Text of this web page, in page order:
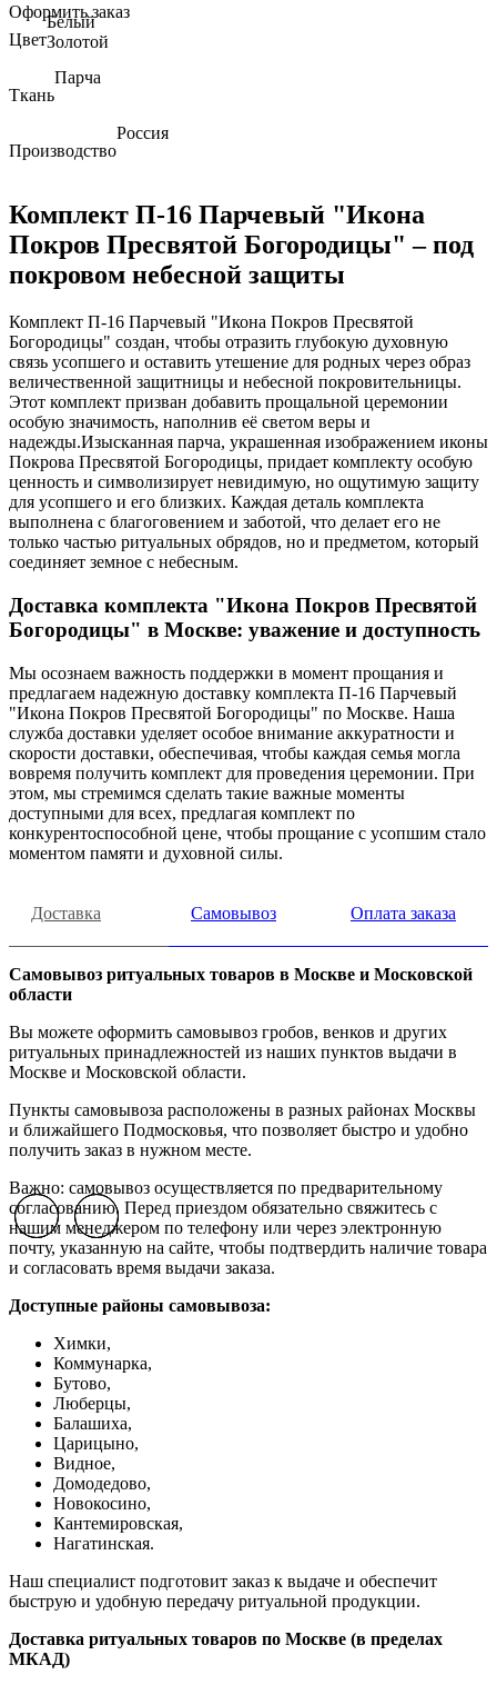
Оформить заказ
Цвет
Белый
Золотой
Ткань
Парча
Производство
Россия
Комплект П-16 Парчевый "Икона
Покров Пресвятой Богородицы" – под
покровом небесной защиты
Комплект П-16 Парчевый "Икона Покров Пресвятой
Богородицы" создан, чтобы отразить глубокую духовную
связь усопшего и оставить утешение для родных через образ
величественной защитницы и небесной покровительницы.
Этот комплект призван добавить прощальной церемонии
особую значимость, наполнив её светом веры и
надежды.Изысканная парча, украшенная изображением иконы
Покрова Пресвятой Богородицы, придает комплекту особую
ценность и символизирует невидимую, но ощутимую защиту
для усопшего и его близких. Каждая деталь комплекта
выполнена с благоговением и заботой, что делает его не
только частью ритуальных обрядов, но и предметом, который
соединяет земное с небесным.
Доставка комплекта "Икона Покров Пресвятой
Богородицы" в Москве: уважение и доступность
Мы осознаем важность поддержки в момент прощания и
предлагаем надежную доставку комплекта П-16 Парчевый
"Икона Покров Пресвятой Богородицы" по Москве. Наша
служба доставки уделяет особое внимание аккуратности и
скорости доставки, обеспечивая, чтобы каждая семья могла
вовремя получить комплект для проведения церемонии. При
этом, мы стремимся сделать такие важные моменты
доступными для всех, предлагая комплект по
конкурентоспособной цене, чтобы прощание с усопшим стало
моментом памяти и духовной силы.
Доставка Самовывоз Оплата заказа
Самовывоз ритуальных товаров в Москве и Московской
области
Вы можете оформить самовывоз гробов, венков и других
ритуальных принадлежностей из наших пунктов выдачи в
Москве и Московской области.
Пункты самовывоза расположены в разных районах Москвы
и ближайшего Подмосковья, что позволяет быстро и удобно
получить заказ в нужном месте.
Важно: самовывоз осуществляется по предварительному
согласованию. Перед приездом обязательно свяжитесь с
нашим менеджером по телефону или через электронную
почту, указанную на сайте, чтобы подтвердить наличие товара
и согласовать время выдачи заказа.
Доступные районы самовывоза:
Химки,
Коммунарка,
Бутово,
Люберцы,
Балашиха,
Царицыно,
Видное,
Домодедово,
Новокосино,
Кантемировская,
Нагатинская.
Наш специалист подготовит заказ к выдаче и обеспечит
быструю и удобную передачу ритуальной продукции.
Доставка ритуальных товаров по Москве (в пределах
МКАД)
Previous slideNext slide
Previous slideNext slide
Previous slideNext slide